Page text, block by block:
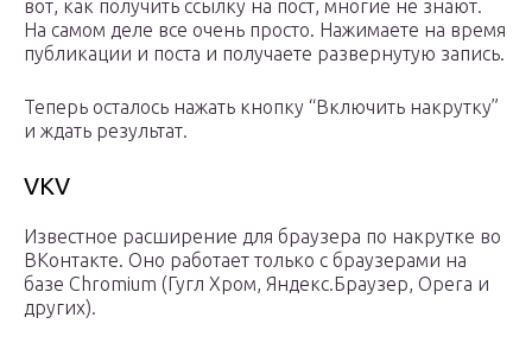
вот, как получить ссылку на пост, многие не знают.
На самом деле все очень просто. Нажимаете на время
публикации и поста и получаете развернутую запись.
Теперь осталось нажать кнопку “Включить накрутку”
и ждать результат.
VKV
Известное расширение для браузера по накрутке во
ВКонтакте. Оно работает только с браузерами на
базе Chromium (Гугл Хром, Яндекс.Браузер, Opera и
других).